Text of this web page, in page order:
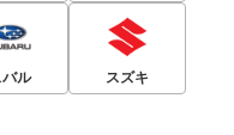
バル スズキ